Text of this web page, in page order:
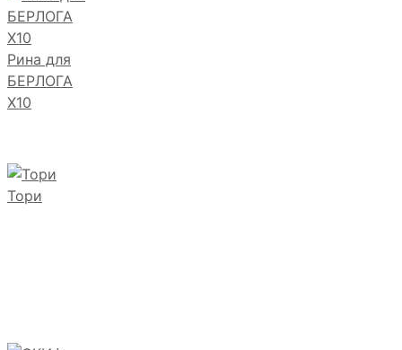
Рина для
БЕРЛОГА
Х10
Тори